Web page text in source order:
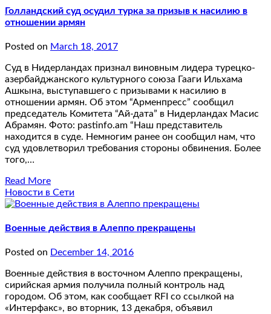
Голландский суд осудил турка за призыв к насилию в
отношении армян
Posted on March 18, 2017
Суд в Нидерландах признал виновным лидера турецко-
азербайджанского культурного союза Гааги Ильхама
Ашкына, выступавшего с призывами к насилию в
отношении армян. Об этом “Арменпресс” сообщил
председатель Комитета “Ай-дата” в Нидерландах Масис
Абрамян. Фото: pastinfo.am “Наш представитель
находится в суде. Немногим ранее он сообщил нам, что
суд удовлетворил требования стороны обвинения. Более
того,…
Read More
Новости в Сети
Военные действия в Алеппо прекращены
Posted on December 14, 2016
Военные действия в восточном Алеппо прекращены,
сирийская армия получила полный контроль над
городом. Об этом, как сообщает RFI со ссылкой на
«Интерфакс», во вторник, 13 декабря, объявил